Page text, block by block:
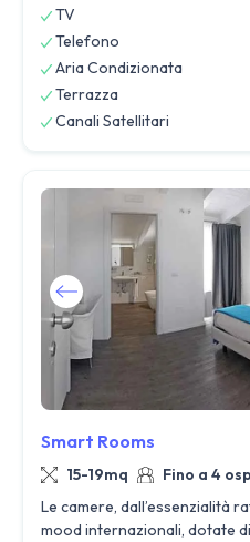
TV
Telefono
Aria Condizionata
Terrazza
Canali Satellitari
Smart Rooms
15-19mq
Fino a 4
Le camere, dall’essenzialità
mood internazionali, dotate